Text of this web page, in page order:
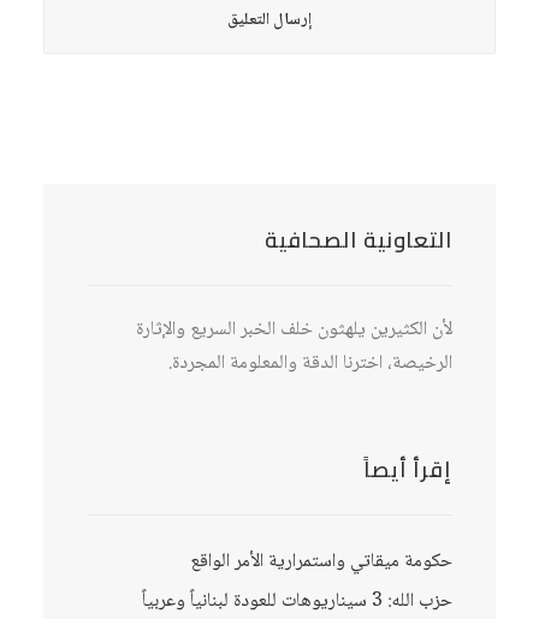
التعاونية الصحافية
لأن الكثيرين يلهثون خلف الخبر السريع والإثارة
الرخيصة، اخترنا الدقة والمعلومة المجردة.
إقرأ أيصاً
حكومة ميقاتي واستمرارية الأمر الواقع
حزب الله: 3 سيناريوهات للعودة لبنانياً وعربياً